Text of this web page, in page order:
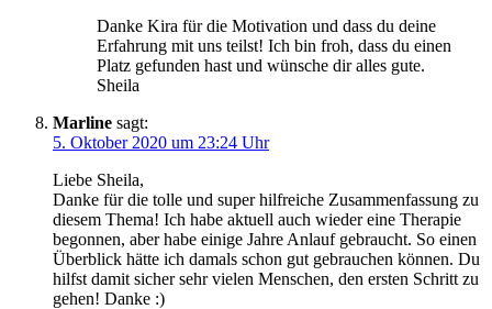
Danke Kira für die Motivation und dass du deine
Erfahrung mit uns teilst! Ich bin froh, dass du einen
Platz gefunden hast und wünsche dir alles gute.
Sheila
Marline sagt:
5. Oktober 2020 um 23:24 Uhr
Liebe Sheila,
Danke für die tolle und super hilfreiche Zusammenfassung zu
diesem Thema! Ich habe aktuell auch wieder eine Therapie
begonnen, aber habe einige Jahre Anlauf gebraucht. So einen
Überblick hätte ich damals schon gut gebrauchen können. Du
hilfst damit sicher sehr vielen Menschen, den ersten Schritt zu
gehen! Danke :)